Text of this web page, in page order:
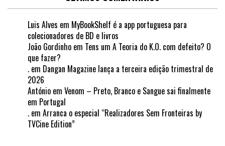
Luis Alves em MyBookShelf é a app portuguesa para
colecionadores de BD e livros
João Gordinho em Tens um A Teoria do K.O. com defeito? O
que fazer?
. em Dangan Magazine lança a terceira edição trimestral de
2026
António em Venom – Preto, Branco e Sangue sai finalmente
em Portugal
. em Arranca o especial “Realizadores Sem Fronteiras by
TVCine Edition”